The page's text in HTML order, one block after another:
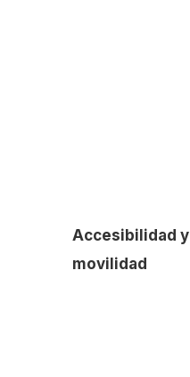
Accesibilidad y
movilidad